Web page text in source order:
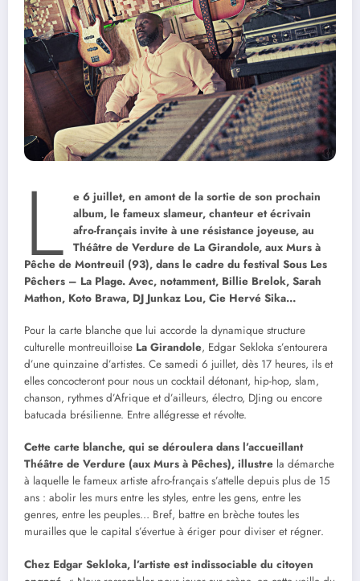
L e 6 juillet, en amont de la sortie de son prochain
album, le fameux slameur, chanteur et écrivain
afro-français invite à une résistance joyeuse, au
Théâtre de Verdure de La Girandole, aux Murs à
Pêche de Montreuil (93), dans le cadre du festival Sous Les
Pêchers – La Plage. Avec, notamment, Billie Brelok, Sarah
Mathon, Koto Brawa, DJ Junkaz Lou, Cie Hervé Sika…
Pour la carte blanche que lui accorde la dynamique structure
culturelle montreuilloise La Girandole, Edgar Sekloka s’entourera
d’une quinzaine d’artistes. Ce samedi 6 juillet, dès 17 heures, ils et
elles concocteront pour nous un cocktail détonant, hip-hop, slam,
chanson, rythmes d’Afrique et d’ailleurs, électro, DJing ou encore
batucada brésilienne. Entre allégresse et révolte.
Cette carte blanche, qui se déroulera dans l’accueillant
Théâtre de Verdure (aux Murs à Pêches), illustre la démarche
à laquelle le fameux artiste afro-français s’attelle depuis plus de 15
ans : abolir les murs entre les styles, entre les gens, entre les
genres, entre les peuples… Bref, battre en brèche toutes les
murailles que le capital s’évertue à ériger pour diviser et régner.
Chez Edgar Sekloka, l’artiste est indissociable du citoyen